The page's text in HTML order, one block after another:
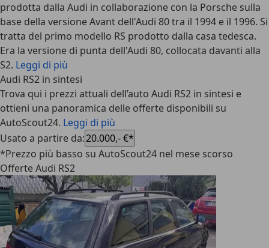
prodotta dalla Audi in collaborazione con la Porsche sulla
base della versione Avant dell'Audi 80 tra il 1994 e il 1996. Si
tratta del primo modello RS prodotto dalla casa tedesca.
Era la versione di punta dell'Audi 80, collocata davanti alla
S2. Leggi di più
Audi RS2 in sintesi
Trova qui i prezzi attuali dell’auto Audi RS2 in sintesi e
ottieni una panoramica delle offerte disponibili su
AutoScout24. Leggi di più
Usato a partire da:20.000,- €*
*Prezzo più basso su AutoScout24 nel mese scorso
Offerte Audi RS2